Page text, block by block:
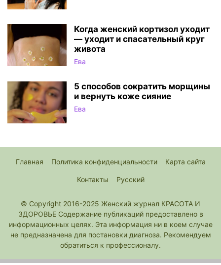
Когда женский кортизол уходит
— уходит и спасательный круг
живота
Ева
5 способов сократить морщины
и вернуть коже сияние
Ева
Главная Политика конфиденциальности Карта сайта
Контакты Русский
© Copyright 2016-2025 Женский журнал КРАСОТА И
ЗДОРОВЬЕ Содержание публикаций предоставлено в
информационных целях. Эта информация ни в коем случае
не предназначена для постановки диагноза. Рекомендуем
обратиться к профессионалу.